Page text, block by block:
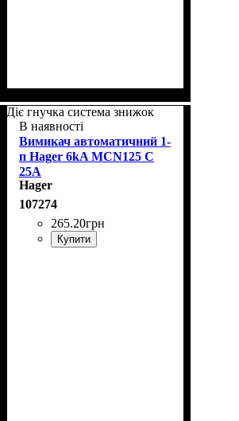
Діє гнучка система знижок
В наявності
Вимикач автоматичний 1-
п Hager 6kA MCN125 C
25A
Hager
107274
265.20грн
Купити